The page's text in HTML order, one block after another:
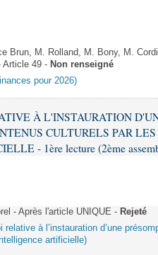
lois
Brun, M. Rolland, M. Bony, M.
Article 49 - Non renseigné
pour 2026)
À L'INSTAURATION
CULTURELS PAR LES
- 1ère lecture (2ème
- Après l'article UNIQUE - Rejeté
à l’instauration d’une
artificielle)